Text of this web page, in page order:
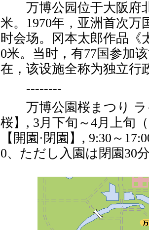
万博公园位于大阪府
米。1970年，亚洲首次
时会场。冈本太郎作品《
0米。当时，有77国参加
在，该设施全称为独立行
--------
万博公園桜まつり
桜】, 3月下旬～4月上旬
【開園·閉園】, 9:30～
0、ただし入園は閉園30